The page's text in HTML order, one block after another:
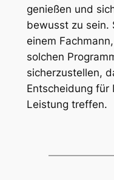
genießen und
bewusst zu sein.
einem
solchen
sicherzustellen,
Entscheidung für
Leistung treffen.